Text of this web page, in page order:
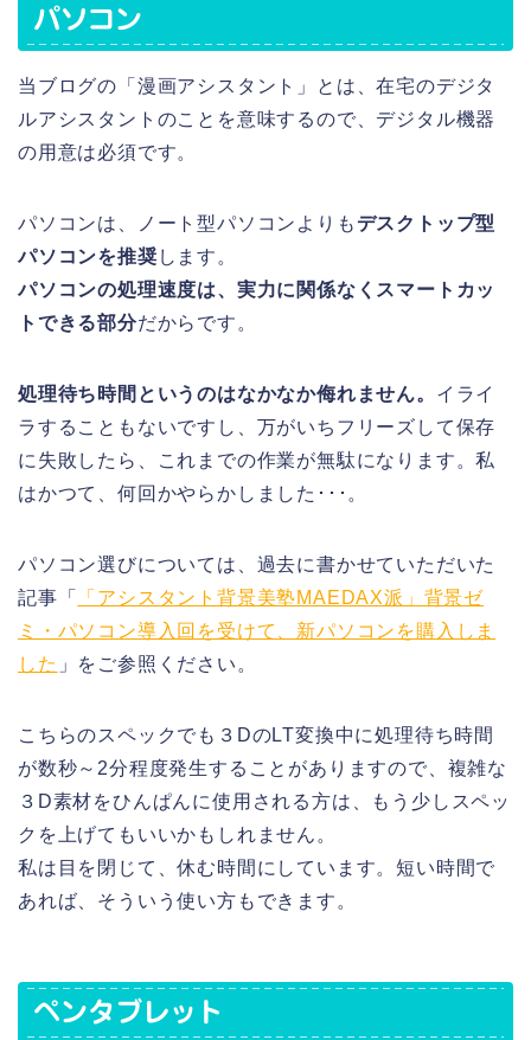
パソコン
当ブログの「漫画アシスタント」とは、在宅のデジタ
ルアシスタントのことを意味するので、デジタル機器
の用意は必須です。
パソコンは、ノート型パソコンよりも デスクトップ型
パソコンを推奨 します。
パソコンの処理速度は、実力に関係なくスマートカッ
トできる部分だからです。
処理待ち時間というのはなかなか侮れません。 イライ
ラすることもないですし、万がいちフリーズして保存
に失敗したら、これまでの作業が無駄になります。私
はかつて、何回かやらかしました･･･。
パソコン選びについては、過去に書かせていただいた
記事「
「アシスタント背景美塾MAEDAX派」背景ゼ
ミ・パソコン導入回を受けて、新パソコンを購入しま
した 」をご参照ください。
こちらのスペックでも３DのLT変換中に処理待ち時間
が数秒～2分程度発生することがありますので、複雑な
３D素材をひんぱんに使用される方は、もう少しスペッ
クを上げてもいいかもしれません。
私は目を閉じて、休む時間にしています。短い時間で
あれば、そういう使い方もできます。
ペンタブレット